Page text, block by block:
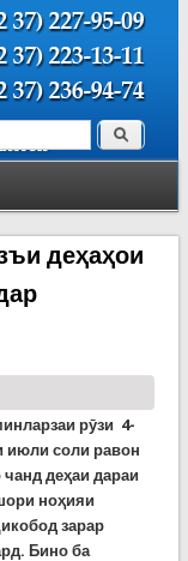
Поиск
деҳаҳои
рӯзи 4-
июли соли равон
чанд деҳаи дараи
ноҳияи
зарар
Бино ба